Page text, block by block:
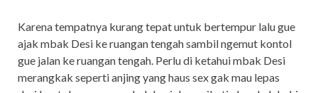
Karena tempatnya kurang tepat untuk bertempur lalu gue
ajak mbak Desi ke ruangan tengah sambil ngemut kontol
gue jalan ke ruangan tengah. Perlu di ketahui mbak Desi
merangkak seperti anjing yang haus sex gak mau lepas